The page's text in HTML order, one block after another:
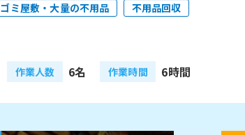
ゴミ屋敷・大量の不用品 不用品回収
作業人数 6名 作業時間 6時間